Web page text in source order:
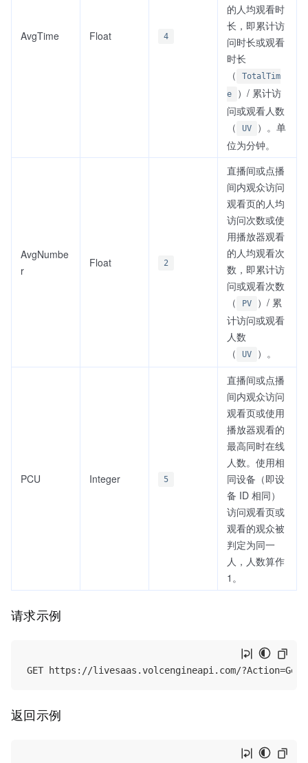
AvgTime Float 4
的人均观看时
长，即累计访
问时长或观看
时长
（
TotalTim
e
）/ 累计访
问或观看人数
（
UV
）。单
位为分钟。
AvgNumbe
r
Float 2
直播间或点播
间内观众访问
观看页的人均
访问次数或使
用播放器观看
的人均观看次
数，即累计访
问或观看次数
（
PV
）/ 累
计访问或观看
人数
（
UV ）。
PCU Integer 5
直播间或点播
间内观众访问
观看页或使用
播放器观看的
最高同时在线
人数。使用相
同设备（即设
备 ID 相同）
访问观看页或
观看的观众被
判定为同一
人，人数算作
1。
请求示例
返回示例